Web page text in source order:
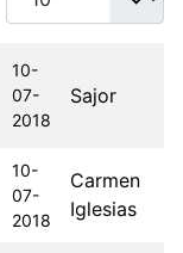
10-
07-
2018
Sajor
10-
07-
2018
Carmen
Iglesias